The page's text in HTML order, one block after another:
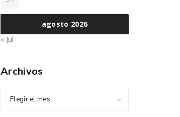
agosto 2026
« Jul
Archivos
Elegir el mes